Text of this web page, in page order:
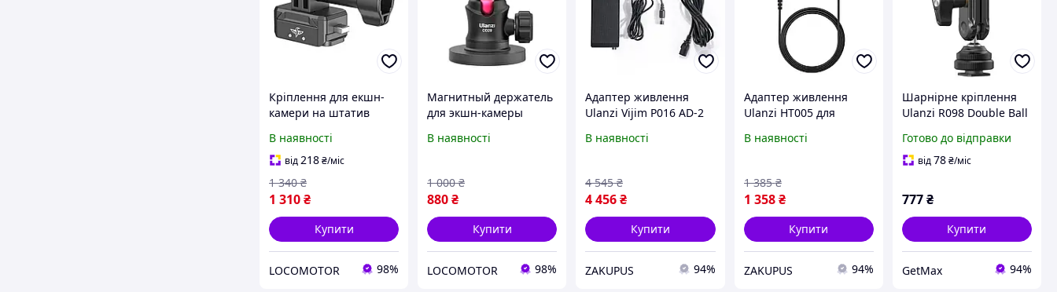
Кріплення для екшн-
камери на штатив
Hummingbird Camera
QR Base Black (2414)
В наявності
від218₴/міс
1 310₴
1 340 ₴
Купити
LOCOMOTOR 98%
Магнитный держатель
для экшн-камеры
Magnetic Head Hoder
В наявності
880₴
1 000 ₴
Купити
LOCOMOTOR 98%
Адаптер живлення
Ulanzi Vijim P016 AD-2
відеосвітла 200W Bi-
Black
В наявності
4 456₴
4 545 ₴
Купити
ZAKUPUS 94%
Адаптер живлення
Ulanzi HT005 для
PRO/40W RGB, 64.98 Вт,
В наявності
1 358 ₴
1 385 ₴
Купити
ZAKUPUS 94%
Шарнірне кріплення
Ulanzi R098 Double Ball
башмаком та гвинтом
1/4", поворот 360°
Готово до відправки
від78₴/міс
777₴
Купити
GetMax 94%